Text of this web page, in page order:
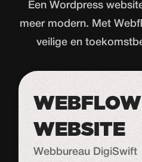
Een Wordpress
meer modern. Met
veilige en
WEBFLOW
WEBSITE
Webbureau DigiSwift